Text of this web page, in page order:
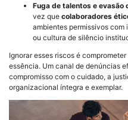
Fuga de talentos e
vez que colaboradores
ambientes permissivos com
ou cultura de silêncio
Ignorar esses riscos é
essência. Um canal de denúncias
compromisso com o cuidado, a
organizacional íntegra e exemplar.